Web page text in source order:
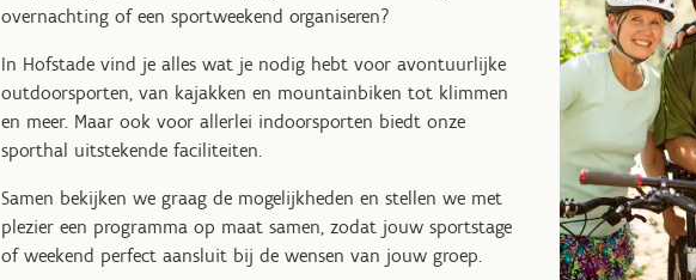
overnachting of een sportweekend organiseren?
In Hofstade vind je alles wat je nodig hebt voor avontuurlijke
outdoorsporten, van kajakken en mountainbiken tot klimmen
en meer. Maar ook voor allerlei indoorsporten biedt onze
sporthal uitstekende faciliteiten.
Samen bekijken we graag de mogelijkheden en stellen we met
plezier een programma op maat samen, zodat jouw sportstage
of weekend perfect aansluit bij de wensen van jouw groep.